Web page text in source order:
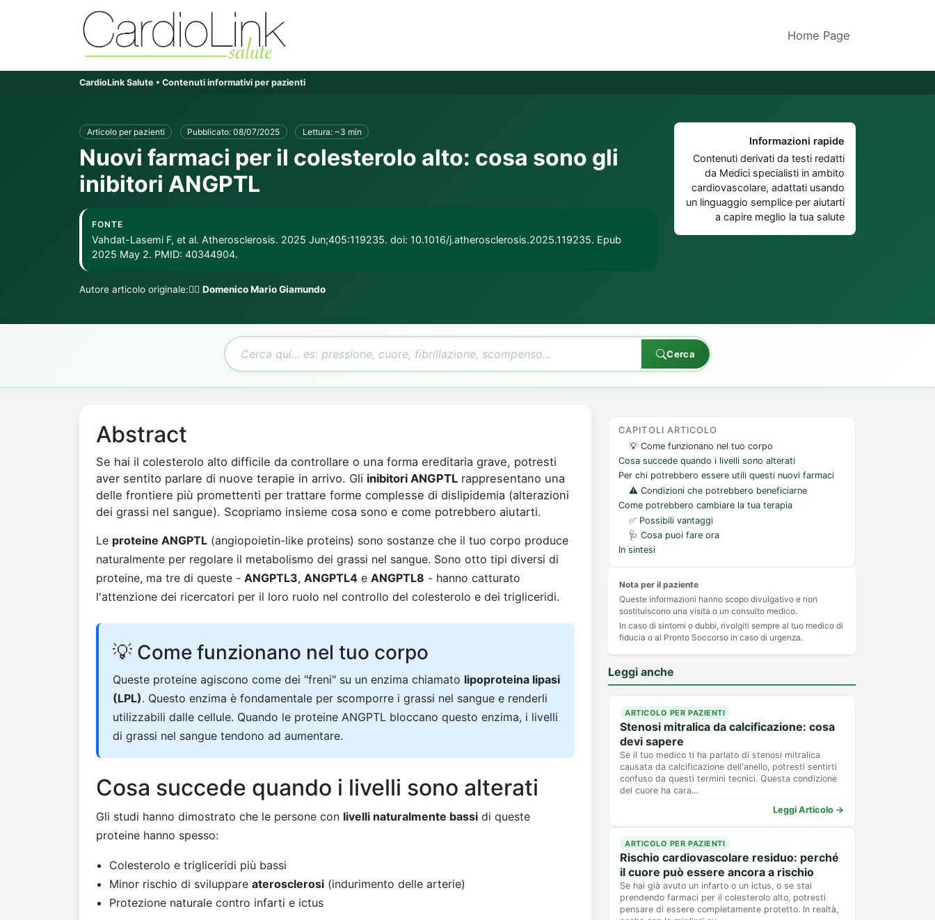
Home Page
CardioLink Salute • Contenuti informativi per pazienti
Articolo per pazienti Pubblicato: 08/07/2025 Lettura: ~3 min
Nuovi farmaci per il colesterolo alto: cosa sono gli
inibitori ANGPTL
FONTE
Vahdat-Lasemi F, et al. Atherosclerosis. 2025 Jun;405:119235. doi: 10.1016/j.atherosclerosis.2025.119235. Epub
2025 May 2. PMID: 40344904.
Autore articolo originale:👨‍⚕️ Domenico Mario Giamundo
Informazioni rapide
Contenuti derivati da testi redatti
da Medici specialisti in ambito
cardiovascolare, adattati usando
un linguaggio semplice per aiutarti
a capire meglio la tua salute
Cerca
Abstract
Se hai il colesterolo alto difficile da controllare o una forma ereditaria grave, potresti
aver sentito parlare di nuove terapie in arrivo. Gli inibitori ANGPTL rappresentano una
delle frontiere più promettenti per trattare forme complesse di dislipidemia (alterazioni
dei grassi nel sangue). Scopriamo insieme cosa sono e come potrebbero aiutarti.
Le proteine ANGPTL (angiopoietin-like proteins) sono sostanze che il tuo corpo produce
naturalmente per regolare il metabolismo dei grassi nel sangue. Sono otto tipi diversi di
proteine, ma tre di queste - ANGPTL3, ANGPTL4 e ANGPTL8 - hanno catturato
l'attenzione dei ricercatori per il loro ruolo nel controllo del colesterolo e dei trigliceridi.
💡 Come funzionano nel tuo corpo
Queste proteine agiscono come dei "freni" su un enzima chiamato lipoproteina lipasi
(LPL). Questo enzima è fondamentale per scomporre i grassi nel sangue e renderli
utilizzabili dalle cellule. Quando le proteine ANGPTL bloccano questo enzima, i livelli
di grassi nel sangue tendono ad aumentare.
Cosa succede quando i livelli sono alterati
Gli studi hanno dimostrato che le persone con livelli naturalmente bassi di queste
proteine hanno spesso:
Colesterolo e trigliceridi più bassi
Minor rischio di sviluppareaterosclerosi (indurimento delle arterie)
Protezione naturale contro infarti e ictus
CAPITOLI ARTICOLO
💡 Come funzionano nel tuo corpo
Cosa succede quando i livelli sono alterati
Per chi potrebbero essere utili questi nuovi farmaci
⚠️ Condizioni che potrebbero beneficiarne
Come potrebbero cambiare la tua terapia
✅ Possibili vantaggi
🩺 Cosa puoi fare ora
In sintesi
Nota per il paziente
Queste informazioni hanno scopo divulgativo e non
sostituiscono una visita o un consulto medico.
In caso di sintomi o dubbi, rivolgiti sempre al tuo medico di
fiducia o al Pronto Soccorso in caso di urgenza.
Leggi anche
ARTICOLO PER PAZIENTI
Stenosi mitralica da calcificazione: cosa
devi sapere
Se il tuo medico ti ha parlato di stenosi mitralica
causata da calcificazione dell'anello, potresti sentirti
confuso da questi termini tecnici. Questa condizione
del cuore ha cara…
Leggi Articolo →
ARTICOLO PER PAZIENTI
Rischio cardiovascolare residuo: perché
il cuore può essere ancora a rischio
Se hai già avuto un infarto o un ictus, o se stai
prendendo farmaci per il colesterolo alto, potresti
pensare di essere completamente protetto. In realtà,